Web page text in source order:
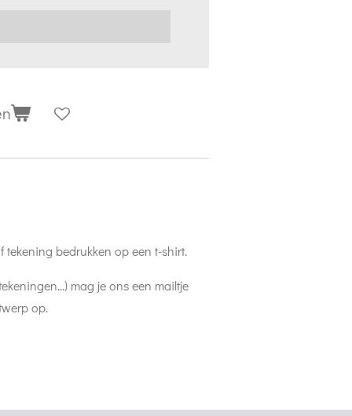
tekening bedrukken op een t-shirt.
mag je ons een mailtje
op.